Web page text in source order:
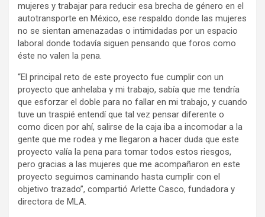
mujeres y trabajar para reducir esa brecha de género en el
autotransporte en México, ese respaldo donde las mujeres
no se sientan amenazadas o intimidadas por un espacio
laboral donde todavía siguen pensando que foros como
éste no valen la pena.
“El principal reto de este proyecto fue cumplir con un
proyecto que anhelaba y mi trabajo, sabía que me tendría
que esforzar el doble para no fallar en mi trabajo, y cuando
tuve un traspié entendí que tal vez pensar diferente o
como dicen por ahí, salirse de la caja iba a incomodar a la
gente que me rodea y me llegaron a hacer duda que este
proyecto valía la pena para tomar todos estos riesgos,
pero gracias a las mujeres que me acompañaron en este
proyecto seguimos caminando hasta cumplir con el
objetivo trazado”, compartió Arlette Casco, fundadora y
directora de MLA.